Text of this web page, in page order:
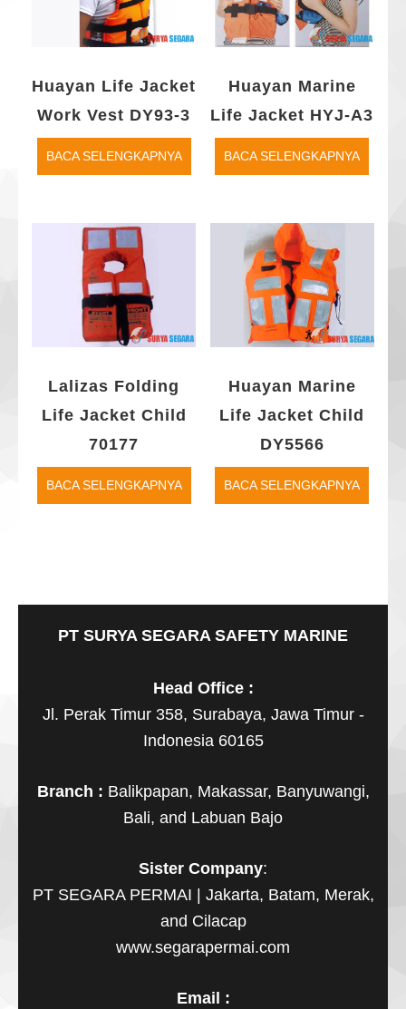
Huayan Life Jacket
Work Vest DY93-3
BACA SELENGKAPNYA
Huayan Marine
Life Jacket HYJ-A3
BACA SELENGKAPNYA
Lalizas Folding
Life Jacket Child
70177
BACA SELENGKAPNYA
Huayan Marine
Life Jacket Child
DY5566
BACA SELENGKAPNYA
PT SURYA SEGARA SAFETY MARINE
Head Office :
Jl. Perak Timur 358, Surabaya, Jawa Timur -
Indonesia 60165
Branch : Balikpapan, Makassar, Banyuwangi,
Bali, and Labuan Bajo
Sister Company:
PT SEGARA PERMAI | Jakarta, Batam, Merak,
and Cilacap
www.segarapermai.com
Email :